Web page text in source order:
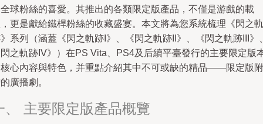
球粉絲的喜愛。其推出的各類限定版產品，不僅是游戲的載
更是獻給鐵桿粉絲的收藏盛宴。本文將為您系統梳理《閃之軌
系列（涵蓋《閃之軌跡I》、《閃之軌跡II》、《閃之軌跡III》
之軌跡IV》）在PS Vita、PS4及后續平臺發行的主要限定版
心內容與特色，并重點介紹其中不可或缺的精品——限定版附
廣播劇。
、 主要限定版產品概覽